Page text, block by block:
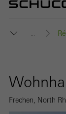
...
Frechen, North